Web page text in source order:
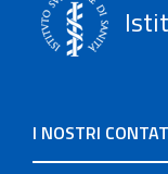
I NOSTRI